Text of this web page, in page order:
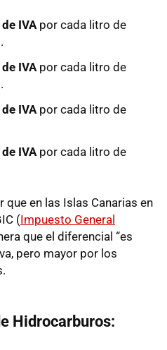
IVApor cada litro de
IVApor cada litro de
IVApor cada litro de
IVApor cada litro de
en las Islas Canarias en
(Impuesto General
que el diferencial “es
pero mayor por los
Hidrocarburos: